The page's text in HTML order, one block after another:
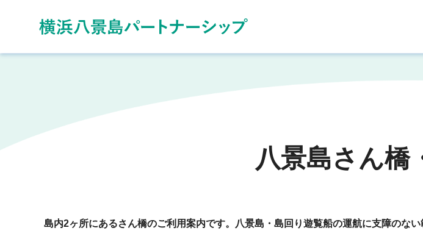
八景島さん橋
島内2ヶ所にあるさん橋のご利用案内です。八景島・島回り遊覧船の運航に支障のない